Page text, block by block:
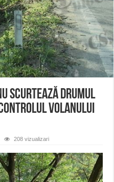
04.08.2026 – str. Văliugului și
– 04.08.2026 – avarie – Calea
scurtează drumul
controlul volanului
208 vizualizari